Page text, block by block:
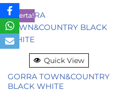
¡Oferta!
Quick View
GORRA TOWN&COUNTRY
BLACK WHITE